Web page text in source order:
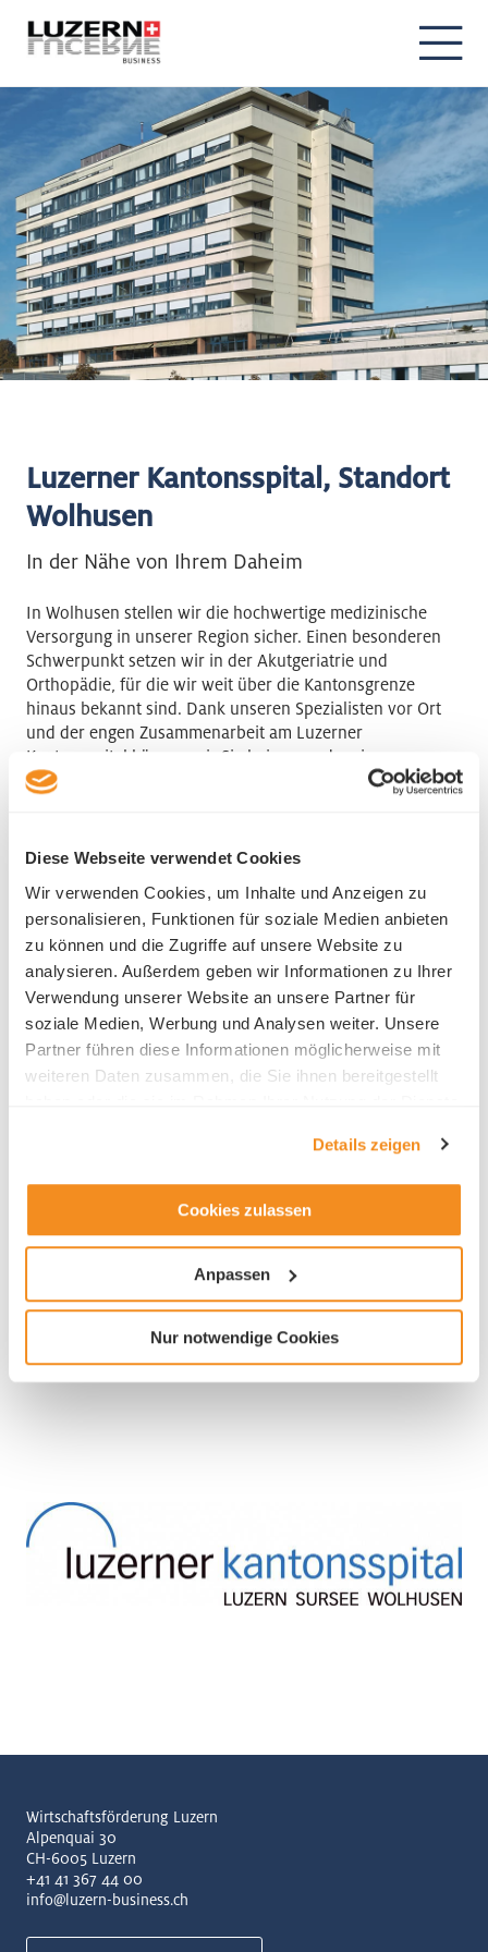
Diese Webseite verwendet Cookies
Wir verwenden Cookies, um Inhalte und Anzeigen zu
personalisieren, Funktionen für soziale Medien anbieten
zu können und die Zugriffe auf unsere Website zu
analysieren. Außerdem geben wir Informationen zu Ihrer
Verwendung unserer Website an unsere Partner für
soziale Medien, Werbung und Analysen weiter. Unsere
Partner führen diese Informationen möglicherweise mit
weiteren Daten zusammen, die Sie ihnen bereitgestellt
Details zeigen
Cookies zulassen
Anpassen
Nur notwendige Cookies
Luzerner Kantonsspital, Standort
Wolhusen
In der Nähe von Ihrem Daheim
In Wolhusen stellen wir die hochwertige medizinische
Versorgung in unserer Region sicher. Einen besonderen
Schwerpunkt setzen wir in der Akutgeriatrie und
Orthopädie, für die wir weit über die Kantonsgrenze
hinaus bekannt sind. Dank unseren Spezialisten vor Ort
und der engen Zusammenarbeit am Luzerner
Kantonsspital können wir Sie bei uns zudem in
zahlreichen medizinischen Spezialgebieten behandeln.
Luzerner Kantonsspital, Standort Wolhusen
6110 Wolhusen
Telefon +41 41 492 82 82
Ansprechsperson HR
Branche
Gesundheitswesen
Wirtschaftsförderung Luzern
Alpenquai 30
CH-6005 Luzern
+41 41 367 44 00
info@luzern-business.ch